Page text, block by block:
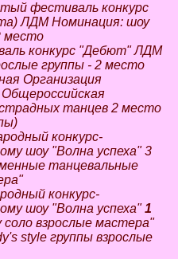
фестиваль конкурс
ЛДМ Номинация: шоу
место
конкурс "Дебют" ЛДМ
группы - 2 место
Организация
танцев 2 место
конкурс-
шоу "Волна успеха" 3
танцевальные
конкурс-
шоу "Волна успеха"1
соло взрослые мастера"
style группы взрослые